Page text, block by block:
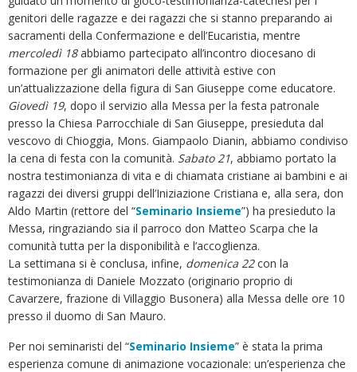
genitori delle ragazze e dei ragazzi che si stanno preparando ai
sacramenti della Confermazione e dell’Eucaristia, mentre
mercoledì 18abbiamo partecipato all’incontro diocesano di
formazione per gli animatori delle attività estive con
un’attualizzazione della figura di San Giuseppe come educatore.
Giovedì 19, dopo il servizio alla Messa per la festa patronale
presso la Chiesa Parrocchiale di San Giuseppe, presieduta dal
vescovo di Chioggia, Mons. Giampaolo Dianin, abbiamo condiviso
la cena di festa con la comunità. Sabato 21, abbiamo portato la
nostra testimonianza di vita e di chiamata cristiane ai bambini e ai
ragazzi dei diversi gruppi dell’Iniziazione Cristiana e, alla sera, don
Aldo Martin (rettore del “Seminario Insieme”) ha presieduto la
Messa, ringraziando sia il parroco don Matteo Scarpa che la
comunità tutta per la disponibilità e l’accoglienza.
La settimana si è conclusa, infine, domenica 22con la
testimonianza di Daniele Mozzato (originario proprio di
Cavarzere, frazione di Villaggio Busonera) alla Messa delle ore 10
presso il duomo di San Mauro.
Per noi seminaristi del “Seminario Insieme” è stata la prima
esperienza comune di animazione vocazionale: un’esperienza che